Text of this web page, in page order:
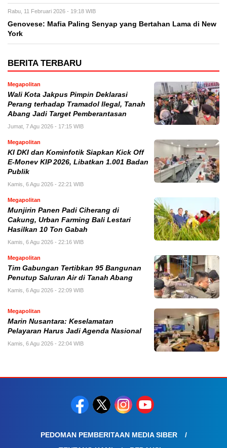
Rabu, 11 Februari 2026 - 19:18 WIB
Genovese: Mafia Paling Senyap yang Bertahan Lama di New
York
BERITA TERBARU
Megapolitan
Wali Kota Jakpus Pimpin Deklarasi
Perang terhadap Tramadol Ilegal, Tanah
Abang Jadi Target Pemberantasan
Jumat, 7 Agu 2026 - 17:15 WIB
Megapolitan
KI DKI dan Kominfotik Siapkan Kick Off
E-Monev KIP 2026, Libatkan 1.001 Badan
Publik
Kamis, 6 Agu 2026 - 22:21 WIB
Megapolitan
Munjirin Panen Padi Ciherang di
Cakung, Urban Farming Bali Lestari
Hasilkan 10 Ton Gabah
Kamis, 6 Agu 2026 - 22:16 WIB
Megapolitan
Tim Gabungan Tertibkan 95 Bangunan
Penutup Saluran Air di Tanah Abang
Kamis, 6 Agu 2026 - 22:09 WIB
Megapolitan
Marin Nusantara: Keselamatan
Pelayaran Harus Jadi Agenda Nasional
Kamis, 6 Agu 2026 - 22:04 WIB
PEDOMAN PEMBERITAAN MEDIA SIBER